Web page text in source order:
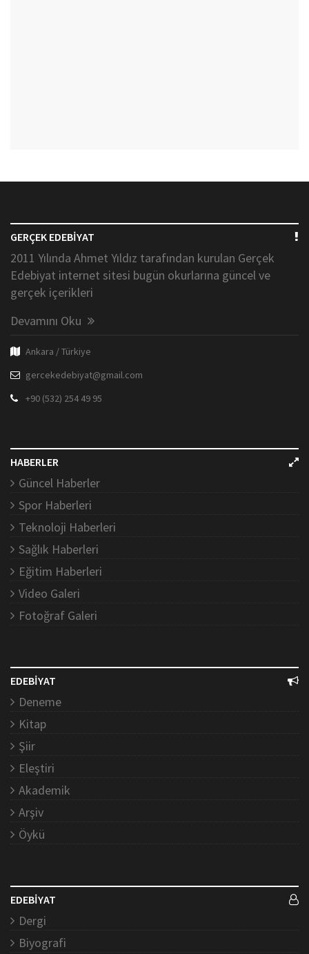
GERÇEK EDEBİYAT
2011 Yılında Ahmet Yıldız tarafından kurulan Gerçek
Edebiyat internet sitesi bugün okurlarına güncel ve
gerçek içerikleri
Devamını Oku
Ankara / Türkiye
gercekedebiyat@gmail.com
+90 (532) 254 49 95
HABERLER
Güncel Haberler
Spor Haberleri
Teknoloji Haberleri
Sağlık Haberleri
Eğitim Haberleri
Video Galeri
Fotoğraf Galeri
EDEBİYAT
Deneme
Kitap
Şiir
Eleştiri
Akademik
Arşiv
Öykü
EDEBİYAT
Dergi
Biyografi